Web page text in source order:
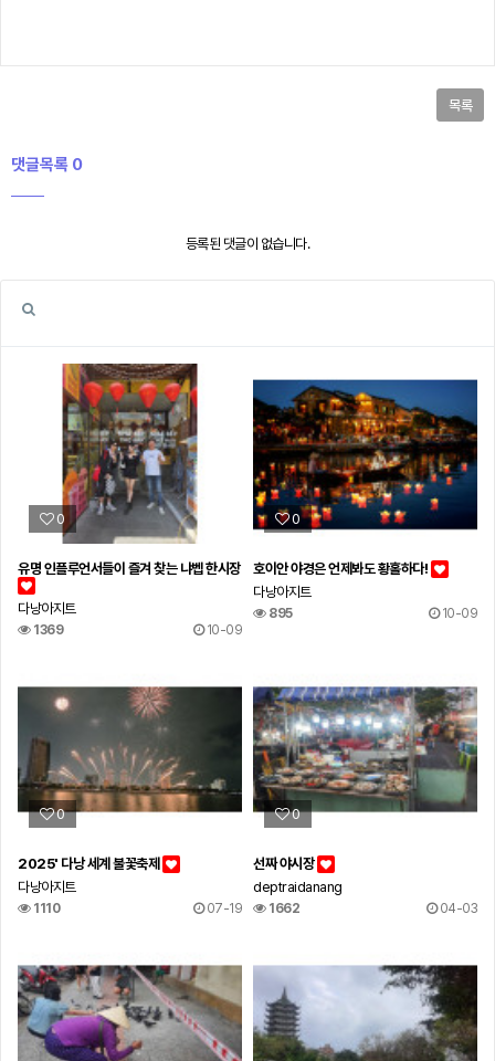
목록
댓글목록 0
등록된 댓글이 없습니다.
0
유명 인플루언서들이 즐겨 찾는 냐벱 한시장
다낭아지트
1369 10-09
0
호이안 야경은 언제봐도 황홀하다!
다낭아지트
895 10-09
0
2025' 다낭 세계 불꽃축제
다낭아지트
1110 07-19
0
선짜 야시장
deptraidanang
1662 04-03